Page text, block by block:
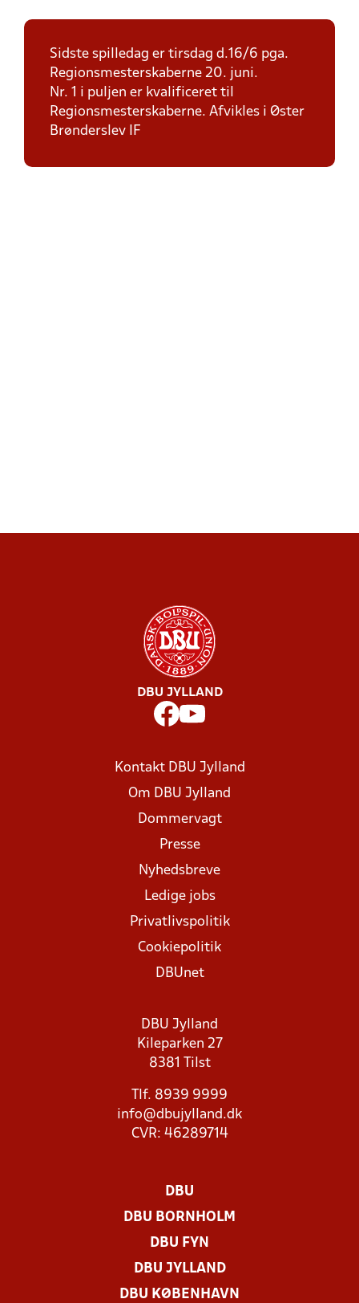
Sidste spilledag er tirsdag d.16/6 pga.
Regionsmesterskaberne 20. juni.
Nr. 1 i puljen er kvalificeret til
Regionsmesterskaberne. Afvikles i Øster
Brønderslev IF
DBU JYLLAND
Kontakt DBU Jylland
Om DBU Jylland
Dommervagt
Presse
Nyhedsbreve
Ledige jobs
Privatlivspolitik
Cookiepolitik
DBUnet
DBU Jylland
Kileparken 27
8381 Tilst
Tlf. 8939 9999
info@dbujylland.dk
CVR: 46289714
DBU
DBU BORNHOLM
DBU FYN
DBU JYLLAND
DBU KØBENHAVN